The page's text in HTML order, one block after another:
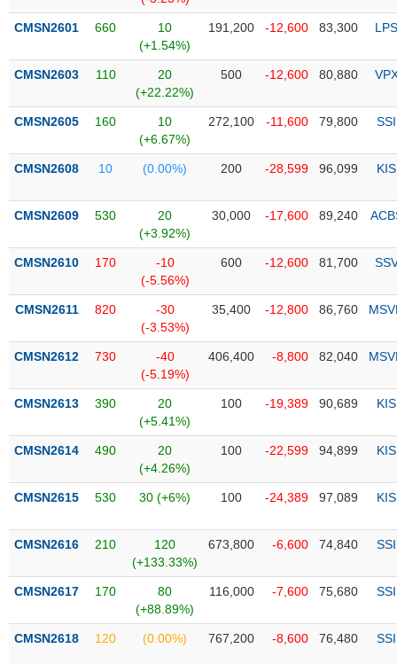
Trạng
cổ
Quy
thị
trường
Niêm
yết
Niêm
yết
Niêm
bổ
Hủy
yết
dõi
đặc
Không
ký
Danh
CMSN2601 660
10
(+1.54%)
191,200 -12,600 83,300 LPS
CMSN2603 110
20
(+22.22%)
500 -12,600 80,880
CMSN2605 160
10
(+6.67%)
272,100 -11,600 79,800 SSI
CMSN2608 10 (0.00%) 200 -28,599 96,099 KIS
CMSN2609 530
20
(+3.92%)
30,000 -17,600 89,240
CMSN2610 170
-10
(-5.56%)
600 -12,600 81,700
CMSN2611 820
-30
(-3.53%)
35,400 -12,800 86,760
CMSN2612 730
-40
(-5.19%)
406,400 -8,800 82,040
CMSN2613 390
20
(+5.41%)
100 -19,389 90,689 KIS
CMSN2614 490
20
(+4.26%)
100 -22,599 94,899 KIS
CMSN2615 530 30 (+6%) 100 -24,389 97,089 KIS
CMSN2616 210
120
(+133.33%)
673,800 -6,600 74,840 SSI
CMSN2617 170
80
(+88.89%)
116,000 -7,600 75,680 SSI
CMSN2618 120 (0.00%) 767,200 -8,600 76,480 SSI
NGÀNH
NGHIỆP
CỔ
PHÁI
SINH
PHIẾU
CỤ
TƯ
XUẤT